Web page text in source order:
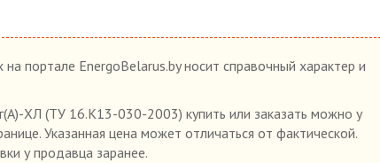
портале EnergoBelarus.by носит справочный характер и
ХЛ (ТУ 16.К13-030-2003) купить или заказать можно у
Указанная цена может отличаться от фактической.
у продавца заранее.